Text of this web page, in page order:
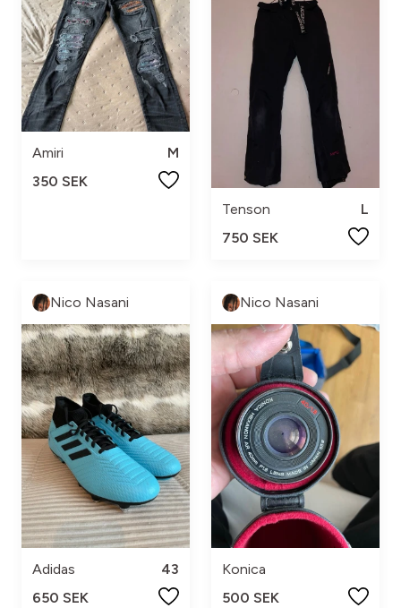
Amiri
M
350 SEK
Tenson
L
750 SEK
Nico Nasani
Adidas
43
650 SEK
Nico Nasani
Konica
500 SEK